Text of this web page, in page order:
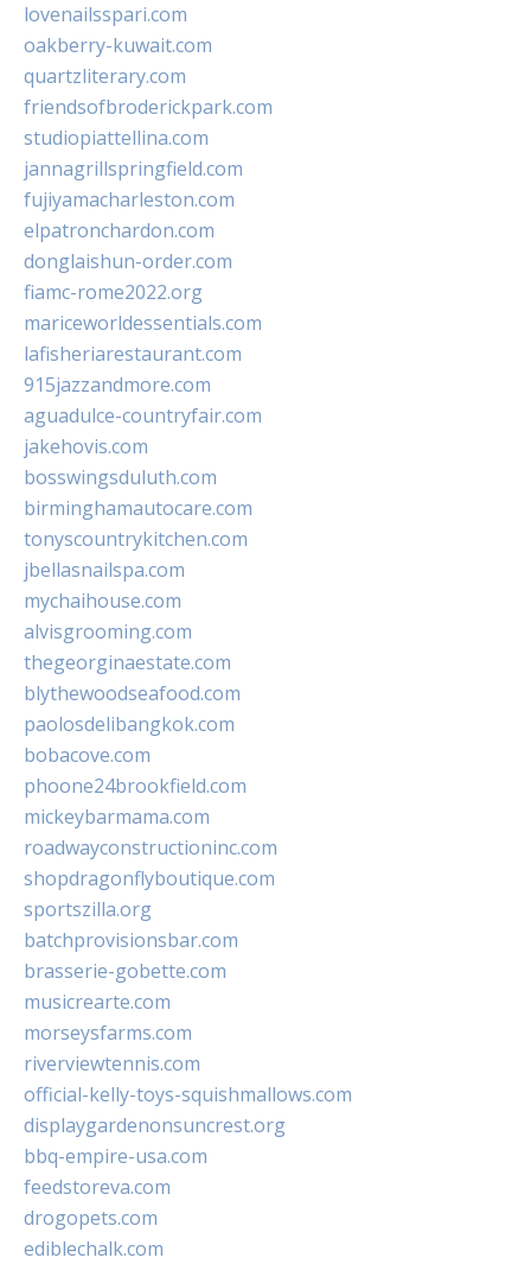
lovenailsspari.com
oakberry-kuwait.com
quartzliterary.com
friendsofbroderickpark.com
studiopiattellina.com
jannagrillspringfield.com
fujiyamacharleston.com
elpatronchardon.com
donglaishun-order.com
fiamc-rome2022.org
mariceworldessentials.com
lafisheriarestaurant.com
915jazzandmore.com
aguadulce-countryfair.com
jakehovis.com
bosswingsduluth.com
birminghamautocare.com
tonyscountrykitchen.com
jbellasnailspa.com
mychaihouse.com
alvisgrooming.com
thegeorginaestate.com
blythewoodseafood.com
paolosdelibangkok.com
bobacove.com
phoone24brookfield.com
mickeybarmama.com
roadwayconstructioninc.com
shopdragonflyboutique.com
sportszilla.org
batchprovisionsbar.com
brasserie-gobette.com
musicrearte.com
morseysfarms.com
riverviewtennis.com
official-kelly-toys-squishmallows.com
displaygardenonsuncrest.org
bbq-empire-usa.com
feedstoreva.com
drogopets.com
ediblechalk.com